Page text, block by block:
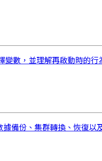
數，並理解再啟動時的行
備份、集群轉換、恢復以